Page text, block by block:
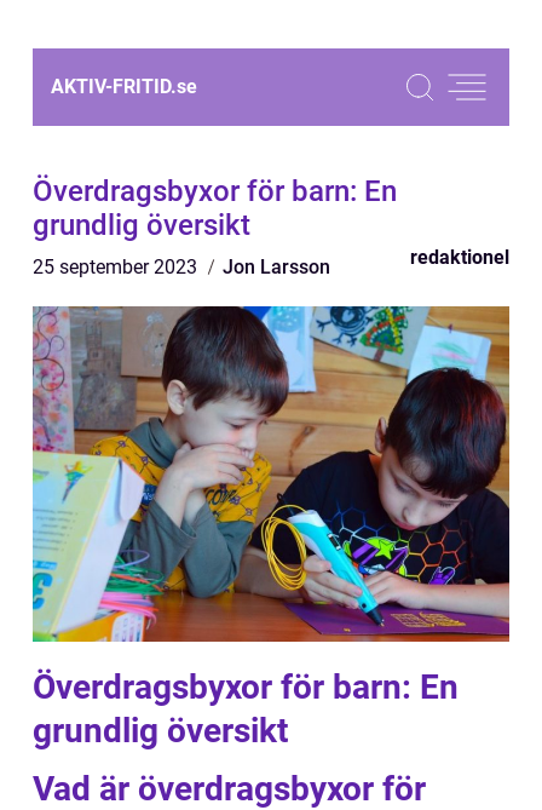
AKTIV-FRITID.se
Överdragsbyxor för barn: En
grundlig översikt
25 september 2023 Jon Larsson redaktionel
Överdragsbyxor för barn: En
grundlig översikt
Vad är överdragsbyxor för